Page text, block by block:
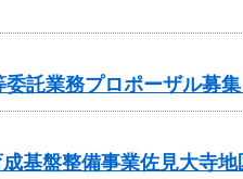
託業務プロポーザル募集
基盤整備事業佐見大寺